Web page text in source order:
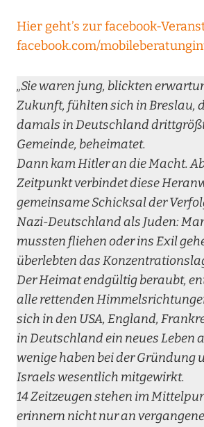
Hier geht’s zur facebook-
facebook.com/
„Sie waren jung, blickten
Zukunft, fühlten sich in Breslau,
damals in Deutschland
Gemeinde, beheimatet.
Dann kam Hitler an die Macht.
Zeitpunkt verbindet diese
gemeinsame Schicksal der
Nazi-Deutschland als Juden:
mussten fliehen oder ins Exil
überlebten das
Der Heimat endgültig beraubt,
alle rettenden
sich in den USA, England,
in Deutschland ein neues Leben
wenige haben bei der Gründung
Israels wesentlich mitgewirkt.
14 Zeitzeugen stehen im
erinnern nicht nur an